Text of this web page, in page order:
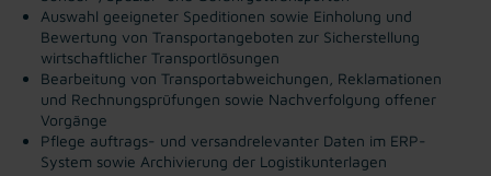
Auswahl geeigneter Speditionen sowie Einholung und
Bewertung von Transportangeboten zur Sicherstellung
wirtschaftlicher Transportlösungen
Bearbeitung von Transportabweichungen, Reklamationen
und Rechnungsprüfungen sowie Nachverfolgung offener
Vorgänge
Pflege auftrags- und versandrelevanter Daten im ERP-
System sowie Archivierung der Logistikunterlagen